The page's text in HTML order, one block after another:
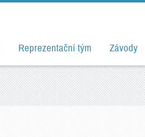
Reprezentační tým Závody